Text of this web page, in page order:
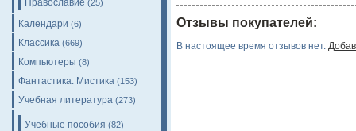
Православие (25)
Календари (6)
Классика (669)
Компьютеры (8)
Фантастика. Мистика (153)
Учебная литература (273)
Учебные пособия (82)
Отзывы покупателей:
В настоящее время отзывов нет.